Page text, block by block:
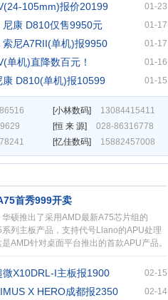
105mm)报价20199 01-23
康 D810仅售9950元 01-17
尼A7RII(单机)报9950 01-17
单机)直降数百元！ 01-16
康 D810(单机)报10599 01-15
[小林数码]
13084415411
[恒 来 源]
028-86316778
[忆佳数码] 15882457008
首秀999开卖
华硕推出了采用AMD最新A75芯片组的
系列主板产品，支持代号Llano的APU处理
AMD针对桌面平台推出的首款APU产品。
情]
X10DRL-I主板报1900 02-15
X HERO成都报2350 02-14